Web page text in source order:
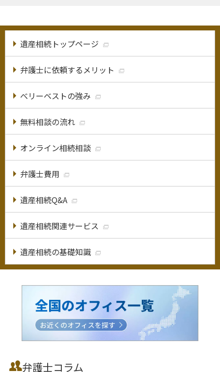
遺産相続トップページ
弁護士に依頼するメリット
べリーベストの強み
無料相談の流れ
オンライン相続相談
弁護士費用
遺産相続Q&A
遺産相続関連サービス
遺産相続の基礎知識
弁護士コラム